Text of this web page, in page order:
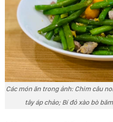
Các món ăn trong ảnh: Chim câu
tây áp chảo; Bí đỏ xào bò